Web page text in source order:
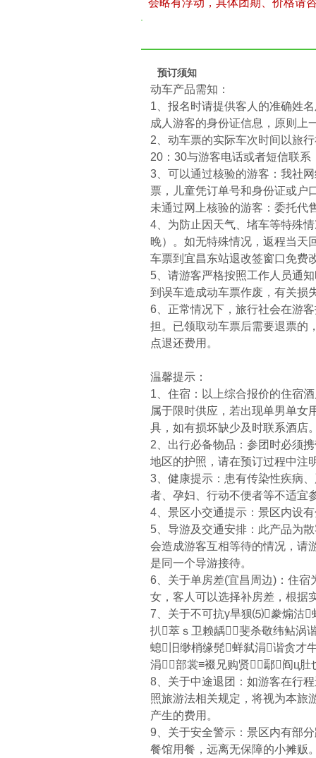
会略有浮动，具体团期、价格请
预订须知
动车产品需知：
1、报名时请提供客人的准确姓
成人游客的身份证信息，原则上
2、动车票的实际车次时间以旅
20：30与游客电话或者短信联
3、可以通过核验的游客：我社
票，儿童凭订单号和身份证或户
未通过网上核验的游客：委托代
4、为防止因天气、堵车等特殊
晚）。如无特殊情况，返程当天
车票到宜昌东站退改签窗口免费
5、请游客严格按照工作人员通
到误车造成动车票作废，有关损
6、正常情况下，旅行社会在游
担。已领取动车票后需要退票的
点退还费用。
温馨提示：
1、住宿：以上综合报价的住宿
属于限时供应，若出现单男单女
具，如有损坏缺少及时联系酒店
2、出行必备物品：参团时必须
地区的护照，请在预订过程中注
3、健康提示：患有传染性疾病
者、孕妇、行动不便者等不适宜
4、景区小交通提示：景区内设
5、导游及交通安排：此产品为
会造成游客互相等待的情况，请
是同一个导游接待。
6、关于单房差(宜昌周边)：住
女，客人可以选择补房差，根据
7、关于不可抗γ旱狈⑸豢煽沽
扒萃ｓ卫赖龋斐杀敬纬鲇涡
螅旧缈梢缘髡蛘弑涓谐贪
涓部裳≡裰兄购贤鄢阎ц
8、关于中途退团：如游客在行
照旅游法相关规定，将视为本旅
产生的费用。
9、关于安全警示：景区内有部
餐馆用餐，远离无保障的小摊贩